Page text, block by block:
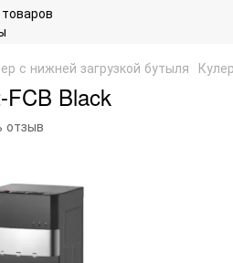
с нижней загрузкой бутыля
FCB Black
отзыв